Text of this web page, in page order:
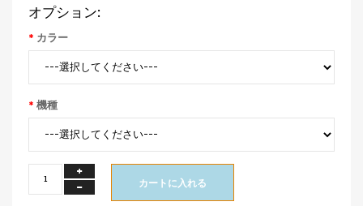
オプション:
カラー
機種
カートに入れる